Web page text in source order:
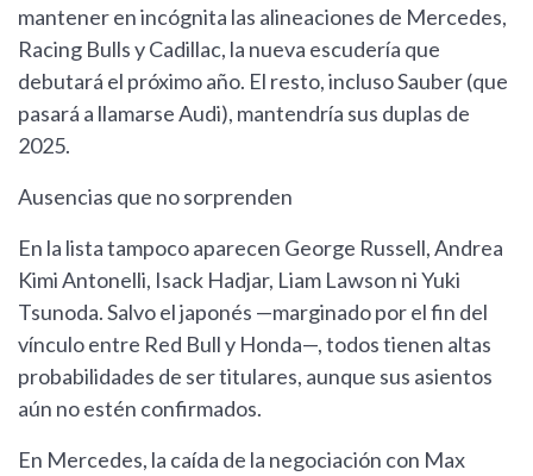
mantener en incógnita las alineaciones de Mercedes,
Racing Bulls y Cadillac, la nueva escudería que
debutará el próximo año. El resto, incluso Sauber (que
pasará a llamarse Audi), mantendría sus duplas de
2025.
Ausencias que no sorprenden
En la lista tampoco aparecen George Russell, Andrea
Kimi Antonelli, Isack Hadjar, Liam Lawson ni Yuki
Tsunoda. Salvo el japonés —marginado por el fin del
vínculo entre Red Bull y Honda—, todos tienen altas
probabilidades de ser titulares, aunque sus asientos
aún no estén confirmados.
En Mercedes, la caída de la negociación con Max